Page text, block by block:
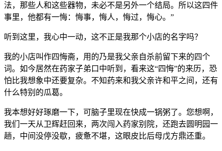
法，那些人和这些器物，未必不是另外一个结局。所以这四件
事里，他都有一悔：悔事，悔人，悔过，悔心。”
听到这里，我心中一动，这不正是我那个小店的名字吗？
我的小店叫作四悔斋，用的乃是我父亲自杀前留下来的四个
词。如今居然在药家子弟口中听到，看来这“四悔”的来历，恐
怕比我想象中还要复杂。不知药来和我父亲许和平之间，还有
什么特别的瓜葛。
我本想好好琢磨一下，可脑子里现在快成一锅粥了。您想啊，
我们一天从卫辉赶回来，两次闯入药家别院，还跑去圆明园一
趟，中间没停没歇，疲惫不堪，这眼皮比后母戊方鼎还重。